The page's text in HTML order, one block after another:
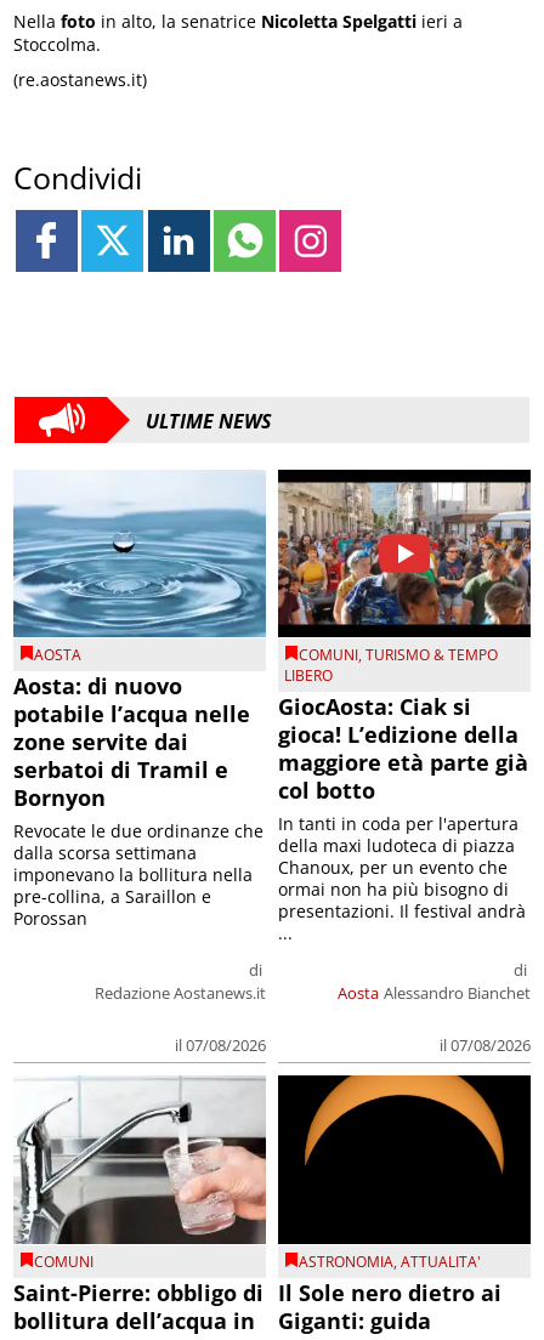
Nellafoto in alto, la senatrice Nicoletta Spelgatti ieri a
Stoccolma.
(re.aostanews.it)
Condividi
ULTIME NEWS
AOSTA
Aosta: di nuovo
potabile l’acqua nelle
zone servite dai
serbatoi di Tramil e
Bornyon
di
Redazione Aostanews.it
il 07/08/2026
Revocate le due ordinanze che
dalla scorsa settimana
imponevano la bollitura nella
pre-collina, a Saraillon e
Porossan
COMUNI,TURISMO & TEMPO
LIBERO
GiocAosta: Ciak si
gioca! L’edizione della
maggiore età parte già
col botto
Aosta
di
Alessandro Bianchet
il 07/08/2026
In tanti in coda per l'apertura
della maxi ludoteca di piazza
Chanoux, per un evento che
ormai non ha più bisogno di
presentazioni. Il festival andrà
...
COMUNI
Saint-Pierre: obbligo di
bollitura dell’acqua in
ASTRONOMIA,ATTUALITA'
Il Sole nero dietro ai
Giganti: guida